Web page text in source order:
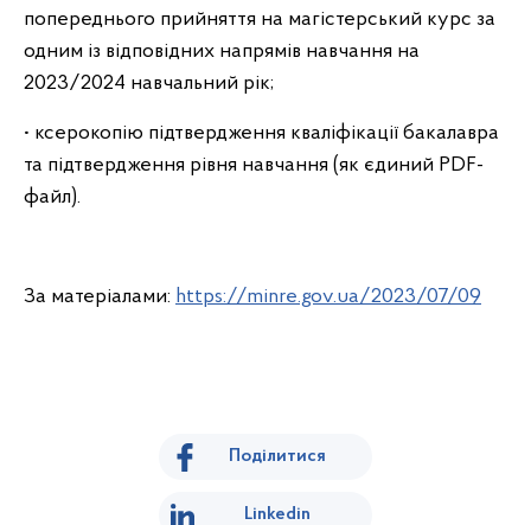
попереднього прийняття на магістерський курс за
одним із відповідних напрямів навчання на
2023/2024 навчальний рік;
• ксерокопію підтвердження кваліфікації бакалавра
та підтвердження рівня навчання (як єдиний PDF-
файл).
За матеріалами: https://minre.gov.ua/2023/07/09
Поділитися
Linkedin